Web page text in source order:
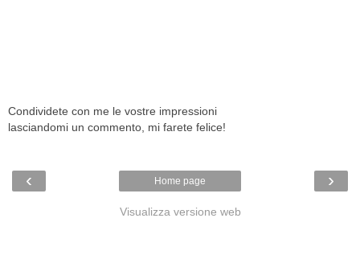
Condividete con me le vostre impressioni
lasciandomi un commento, mi farete felice!
‹ ›
Home page
Visualizza versione web